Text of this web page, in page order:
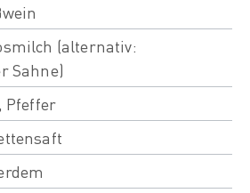
(alternativ:
Sahne)
Pfeffer